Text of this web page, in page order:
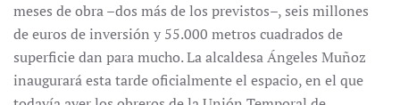
meses de obra –dos más de los previstos–, seis millones
de euros de inversión y 55.000 metros cuadrados de
superficie dan para mucho. La alcaldesa Ángeles Muñoz
inaugurará esta tarde oficialmente el espacio, en el que